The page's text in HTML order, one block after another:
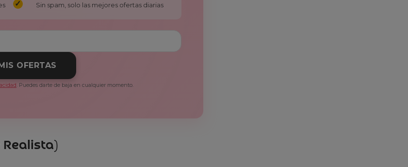
Sin spam, solo las mejores ofertas diarias
OFERTAS
. Puedes darte de baja en cualquier momento.